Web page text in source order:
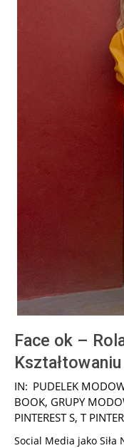
Face ok –
2026-
02-
19
IN: PUDELEK
BOOK, GRUPY
PINTEREST S, T
Social Media jako Siła